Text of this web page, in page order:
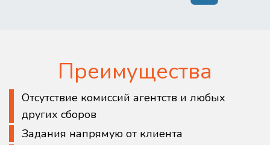
Преимущества
Отсутствие комиссий агентств и любых
других сборов
Задания напрямую от клиента